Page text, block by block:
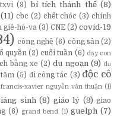
(3) bí tích thánh thể (8)
(11) cbc (2) chết chóc (3) chính
giê-hô-va (3) CNE (2) covid-19
công nghệ (6) cộng sản (2)
quyền (2) cuối tuần (6) dạy con
bằng xe (2) du ngoạn (9) dụ
(5) đi công tác (3) độc cô
francis-xavier nguyễn văn thuận (1)
sinh (8) giáo lý (9) giao
(6) grand bend (1) guelph (7)